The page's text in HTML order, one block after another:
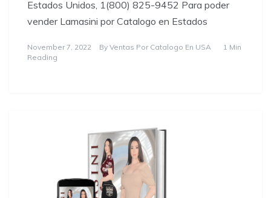
Estados Unidos, 1(800) 825-9452 Para poder
vender Lamasini por Catalogo en Estados
November 7, 2022 By Ventas Por Catalogo En USA
1 Min
Reading